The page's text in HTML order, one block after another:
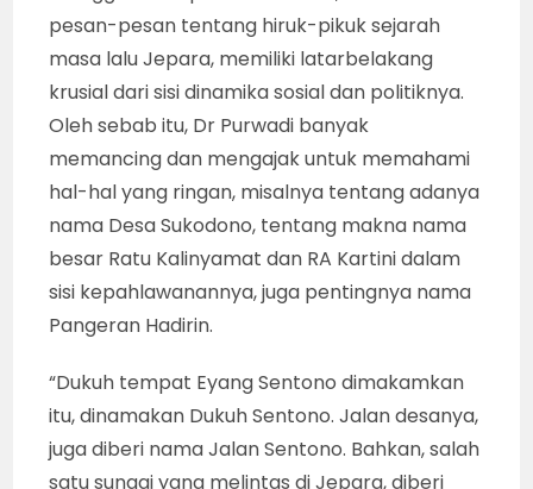
pesan-pesan tentang hiruk-pikuk sejarah
masa lalu Jepara, memiliki latarbelakang
krusial dari sisi dinamika sosial dan politiknya.
Oleh sebab itu, Dr Purwadi banyak
memancing dan mengajak untuk memahami
hal-hal yang ringan, misalnya tentang adanya
nama Desa Sukodono, tentang makna nama
besar Ratu Kalinyamat dan RA Kartini dalam
sisi kepahlawanannya, juga pentingnya nama
Pangeran Hadirin.
“Dukuh tempat Eyang Sentono dimakamkan
itu, dinamakan Dukuh Sentono. Jalan desanya,
juga diberi nama Jalan Sentono. Bahkan, salah
satu sungai yang melintas di Jepara, diberi